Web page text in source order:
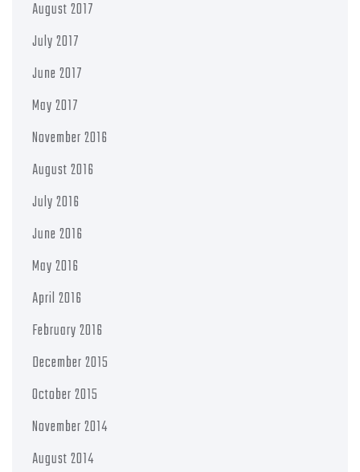
August 2017
July 2017
June 2017
May 2017
November 2016
August 2016
July 2016
June 2016
May 2016
April 2016
February 2016
December 2015
October 2015
November 2014
August 2014